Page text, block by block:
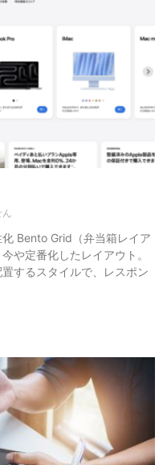
Bento Grid（弁当箱レイア
や定番化したレイアウト。
するスタイルで、レスポン